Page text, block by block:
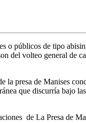
o públicos de tipo
del volteo general de
la presa de Manises
que discurría bajo
de La Presa de